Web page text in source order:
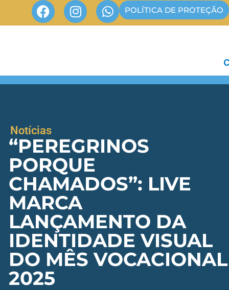
POLÍTICA DE PROTEÇÃO
Notícias
“PEREGRINOS
PORQUE
CHAMADOS”: LIVE
MARCA
LANÇAMENTO DA
IDENTIDADE VISUAL
DO MÊS VOCACIONAL
2025